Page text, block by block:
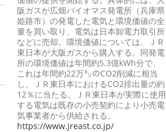
阪ガスが広畑バイオマス発電所（兵庫県
姫路市）の発電した電気と環境価値の全
量を買い取り、電気は日本卸電力取引所
などに売却。環境価値については、ＪＲ
東日本が大阪ガスから購入する。同発電
所の環境価値は年間約5.3億kWh分で、
これは年間約22万㌧のCO2削減に相当
し、ＪＲ東日本におけるCO2排出量の約
12％に当たる。ＪＲ東日本が実際に使用
する電気は既存の小売契約により小売電
気事業者から供給される。
https://www.jreast.co.jp/